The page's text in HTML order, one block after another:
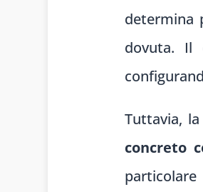
determina
dovuta. Il
Tuttavia,
concreto